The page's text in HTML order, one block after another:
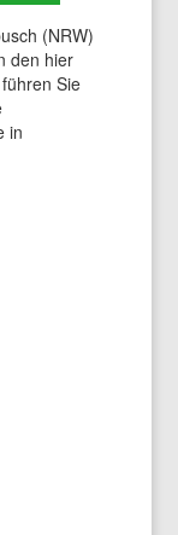
(NRW)
den hier
Sie
in